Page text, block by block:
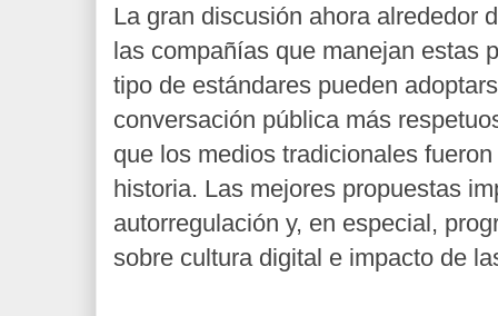
La gran discusión ahora alrededor
las compañías que manejan estas
tipo de estándares pueden
conversación pública más
que los medios tradicionales
historia. Las mejores propuestas
autorregulación y, en especial,
sobre cultura digital e impacto de